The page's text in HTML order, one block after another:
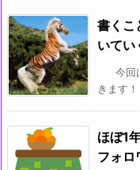
書くこ
いてい
今回
きます
ほぼ1
フォロ